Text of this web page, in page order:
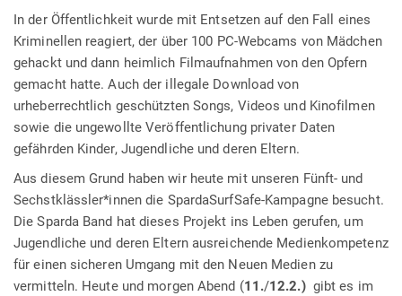
In der Öffentlichkeit wurde mit Entsetzen auf den Fall eines
Kriminellen reagiert, der über 100 PC-Webcams von Mädchen
gehackt und dann heimlich Filmaufnahmen von den Opfern
gemacht hatte. Auch der illegale Download von
urheberrechtlich geschützten Songs, Videos und Kinofilmen
sowie die ungewollte Veröffentlichung privater Daten
gefährden Kinder, Jugendliche und deren Eltern.
Aus diesem Grund haben wir heute mit unseren Fünft- und
Sechstklässler*innen die SpardaSurfSafe-Kampagne besucht.
Die Sparda Band hat dieses Projekt ins Leben gerufen, um
Jugendliche und deren Eltern ausreichende Medienkompetenz
für einen sicheren Umgang mit den Neuen Medien zu
vermitteln. Heute und morgen Abend (11./12.2.)gibt es im